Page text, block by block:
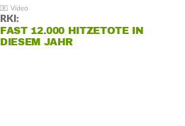
RKI:
FAST 12.000 HITZETOTE IN
DIESEM JAHR